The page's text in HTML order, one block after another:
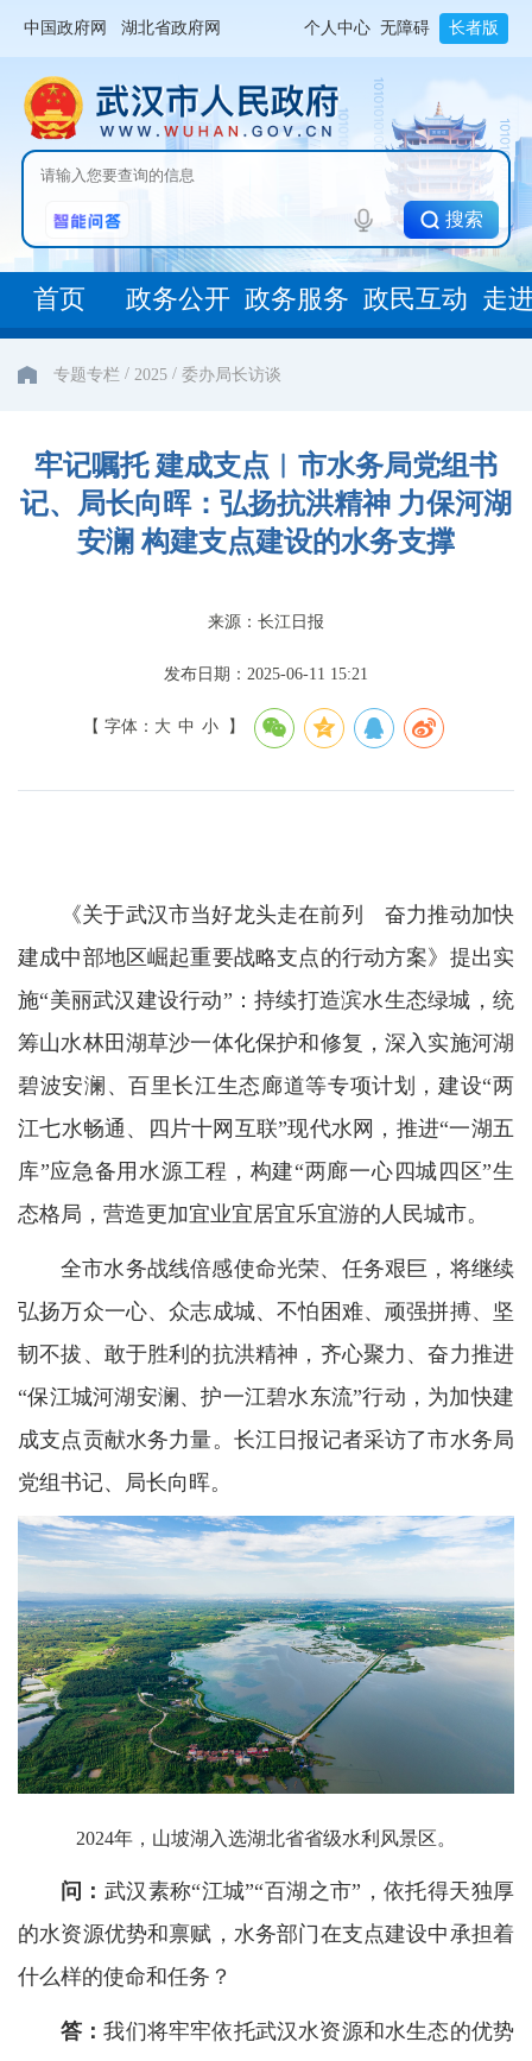
中国政府网 湖北省政府网 个人中心 无障碍 长者版
搜索
首页 政务公开 政务服务 政民互动 走
专题专栏 / 2025 / 委办局长访谈
牢记嘱托 建成支点︱市水务局党组书
记、局长向晖：弘扬抗洪精神 力保河湖
安澜 ​构建支点建设的水务支撑
来源：长江日报
发布日期：2025-06-11 15:21
【 字体： 大 中 小 】
《关于武汉市当好龙头走在前列 奋力推动加快
建成中部地区崛起重要战略支点的行动方案》提出实
施“美丽武汉建设行动”：持续打造滨水生态绿城，统
筹山水林田湖草沙一体化保护和修复，深入实施河湖
碧波安澜、百里长江生态廊道等专项计划，建设“两
江七水畅通、四片十网互联”现代水网，推进“一湖五
库”应急备用水源工程，构建“两廊一心四城四区”生
态格局，营造更加宜业宜居宜乐宜游的人民城市。
全市水务战线倍感使命光荣、任务艰巨，将继续
弘扬万众一心、众志成城、不怕困难、顽强拼搏、坚
韧不拔、敢于胜利的抗洪精神，齐心聚力、奋力推进
“保江城河湖安澜、护一江碧水东流”行动，为加快建
成支点贡献水务力量。长江日报记者采访了市水务局
党组书记、局长向晖。
2024年，山坡湖入选湖北省省级水利风景区。
问： 武汉素称“江城”“百湖之市”，依托得天独厚
的水资源优势和禀赋，水务部门在支点建设中承担着
什么样的使命和任务？
答：我们将牢牢依托武汉水资源和水生态的优势